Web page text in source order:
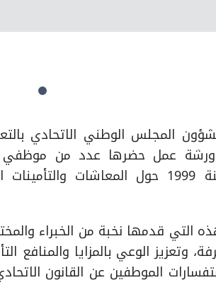
المجلس الوطني الاتحادي
ورشة عمل حضرها عدد من موظفي
الاتحادي رقم 7 لسنة 1999 حول
التي قدمها نخبة من الخبراء
وتعزيز الوعي بالمزايا والمنافع